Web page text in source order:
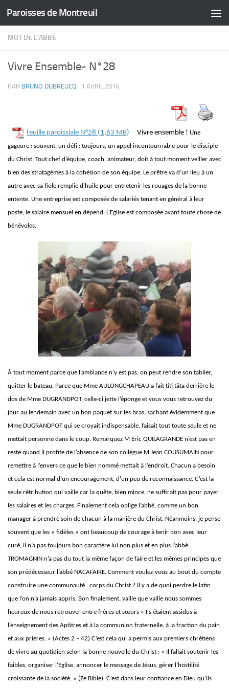
Skip to content
Paroisses de Montreuil
MOT DE L'ABBÉ
Vivre Ensemble- N°28
PAR BRUNO DUBREUCQ · 1 AVRIL 2016
feuille paroissiale N°28 Vivre ensemble ! Une
gageure : souvent, un défi : toujours, un appel incontournable pour le disciple
du Christ. Tout chef d’équipe, coach, animateur, doit à tout moment veiller avec
bien des stratagèmes à la cohésion de son équipe. Le prêtre va d’un lieu à un
autre avec sa fiole remplie d’huile pour entretenir les rouages de la bonne
entente. Une entreprise est composée de salariés tenant en général à leur
poste, le salaire mensuel en dépend. L’Eglise est composée avant toute chose de
bénévoles.
À tout moment parce que l’ambiance n’y est pas, on peut rendre son tablier,
quitter le bateau. Parce que Mme AULONGCHAPEAU a fait titi tâta derrière le
dos de Mme DUGRANDPOT, celle-ci jette l’éponge et vous vous retrouvez du
jour au lendemain avec un bon paquet sur les bras, sachant évidemment que
Mme DUGRANDPOT qui se croyait indispensable, faisait tout toute seule et ne
mettait personne dans le coup. Remarquez M Eric QUILAGRANDE n’est pas en
reste quand il profite de l’absence de son collègue M Jean COUSUMAIN pour
remettre à l’envers ce que le bien nommé mettait à l’endroit. Chacun a besoin
et cela est normal d’un encouragement, d’un peu de reconnaissance. C’est la
seule rétribution qui vaille car la quête, bien mince, ne suffirait pas pour payer
les salaires et les charges. Finalement cela oblige l’abbé, comme un bon
manager à prendre soin de chacun à la manière du Christ. Néanmoins, je pense
souvent que les « fidèles » ont beaucoup de courage à tenir bon avec leur
curé, il n’a pas toujours bon caractère lui non plus et en plus l’abbé
TROMAGNIN n’a pas du tout la même façon de faire et les mêmes principes que
son prédécesseur l’abbé NACAFAIRE. Comment voulez-vous au bout du compte
construire une communauté : corps du Christ ? Il y a de quoi perdre le latin
que l’on n’a jamais appris. Bon finalement, vaille que vaille nous sommes
heureux de nous retrouver entre frères et sœurs « Ils étaient assidus à
l’enseignement des Apôtres et à la communion fraternelle, à la fraction du pain
et aux prières. » (Actes 2 – 42) C’est cela qui a permis aux premiers chrétiens
de vivre au quotidien selon la bonne nouvelle du Christ : « Il fallait soutenir les
faibles, organiser l’Eglise, annoncer le message de Jésus, gérer l’hostilité
croissante de la société. » (Ze Bible). C’est dans leur confiance en Dieu qu’ils